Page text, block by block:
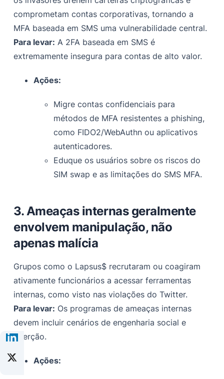
comprometam contas corporativas, tornando a
MFA baseada em SMS uma vulnerabilidade central.
Para levar: A 2FA baseada em SMS é
extremamente insegura para contas de alto valor.
Ações:
Migre contas confidenciais para
métodos de MFA resistentes a phishing,
como FIDO2/WebAuthn ou aplicativos
autenticadores.
Eduque os usuários sobre os riscos do
SIM swap e as limitações do SMS MFA.
3. Ameaças internas geralmente
envolvem manipulação, não
apenas malícia
Grupos como o Lapsus$ recrutaram ou coagiram
ativamente funcionários a acessar ferramentas
internas, como visto nas violações do Twitter.
Para levar: Os programas de ameaças internas
devem incluir cenários de engenharia social e
coerção.
Ações: